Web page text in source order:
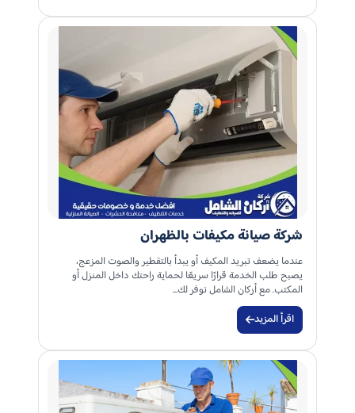
شركة صيانة مكيفات بالظهران
عندما يضعف تبريد المكيف أو يبدأ بالتقطير والصوت المزعج،
يصبح طلب الخدمة قرارًا سريعًا لحماية راحتك داخل المنزل أو
المكتب. مع أركان الشامل نوفر لك…
اقرأ المزيد